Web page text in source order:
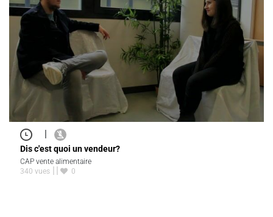
|
Dis c'est quoi un vendeur?
CAP vente alimentaire
340 vues
0